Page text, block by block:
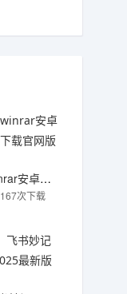
winrar安卓版下载官网版
167次下载